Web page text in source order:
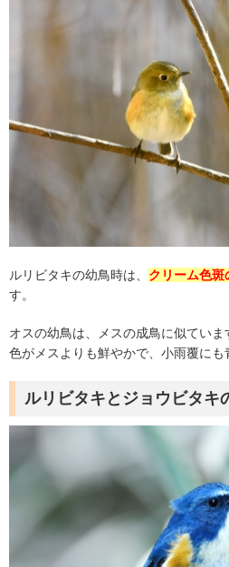
ルリビタキの幼鳥時は、 クリーム色斑
す。
オスの幼鳥は、メスの成鳥に似てい
色がメスよりも鮮やかで、小雨覆にも
ルリビタキとジョウビタキ